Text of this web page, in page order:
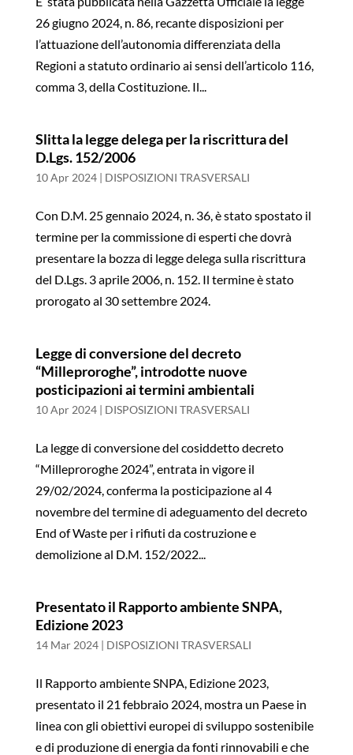
26 giugno 2024, n. 86, recante disposizioni per
l’attuazione dell’autonomia differenziata della
Regioni a statuto ordinario ai sensi dell’articolo 116,
comma 3, della Costituzione. Il...
Slitta la legge delega per la riscrittura del
D.Lgs. 152/2006
10 Apr 2024| DISPOSIZIONI TRASVERSALI
Con D.M. 25 gennaio 2024, n. 36, è stato spostato il
termine per la commissione di esperti che dovrà
presentare la bozza di legge delega sulla riscrittura
del D.Lgs. 3 aprile 2006, n. 152. Il termine è stato
prorogato al 30 settembre 2024.
Legge di conversione del decreto
“Milleproroghe”, introdotte nuove
posticipazioni ai termini ambientali
10 Apr 2024| DISPOSIZIONI TRASVERSALI
La legge di conversione del cosiddetto decreto
“Milleproroghe 2024”, entrata in vigore il
29/02/2024, conferma la posticipazione al 4
novembre del termine di adeguamento del decreto
End of Waste per i rifiuti da costruzione e
demolizione al D.M. 152/2022...
Presentato il Rapporto ambiente SNPA,
Edizione 2023
14 Mar 2024| DISPOSIZIONI TRASVERSALI
Il Rapporto ambiente SNPA, Edizione 2023,
presentato il 21 febbraio 2024, mostra un Paese in
linea con gli obiettivi europei di sviluppo sostenibile
e di produzione di energia da fonti rinnovabili e che